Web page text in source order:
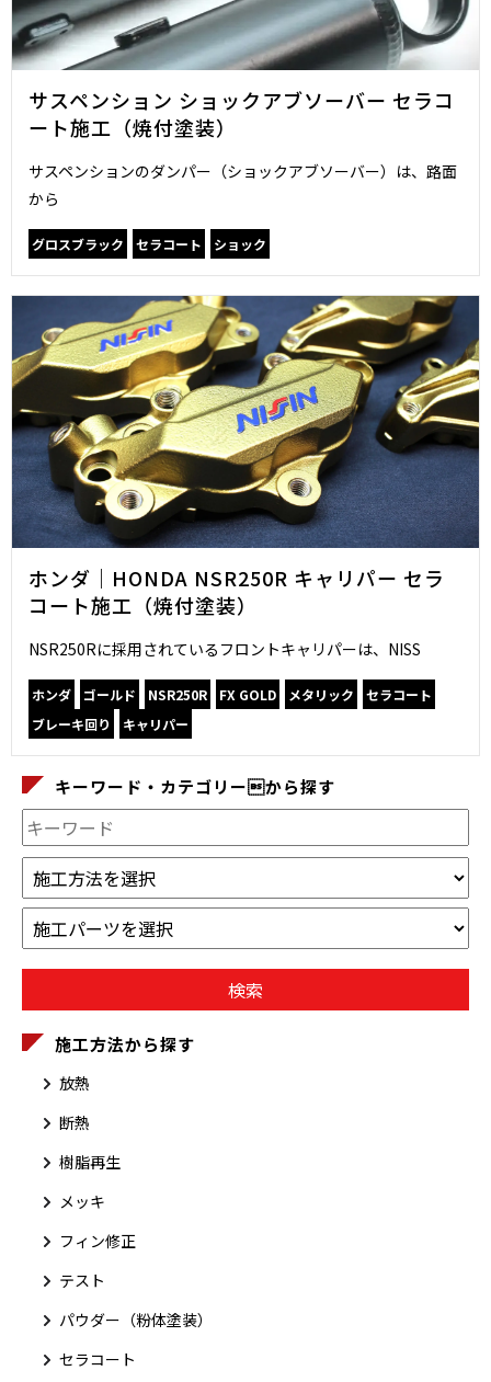
サスペンション ショックアブソーバー セラコ
ート施工（焼付塗装）
サスペンションのダンパー（ショックアブソーバー）は、路面
から
グロスブラック セラコート ショック
ホンダ｜HONDA NSR250R キャリパー セラ
コート施工（焼付塗装）
NSR250Rに採用されているフロントキャリパーは、NISS
ホンダ ゴールド NSR250R FX GOLD メタリック
セラコート
ブレーキ回り
キャリパー
キーワード・カテゴリーから探す
施工方法から探す
放熱
断熱
樹脂再生
メッキ
フィン修正
テスト
パウダー（粉体塗装）
セラコート